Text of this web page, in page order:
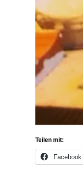
Teilen mit:
Facebook